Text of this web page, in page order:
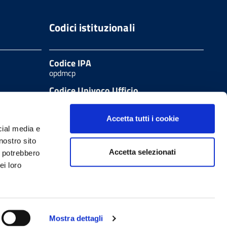
media e
sito
loro
Mostra dettagli
Accetta tutti i cookie
Accetta selezionati
Codici istituzionali
Codice IPA
opdmcp
Codice Univoco Ufficio
legali W3C Css Obiettivi di accessibilità